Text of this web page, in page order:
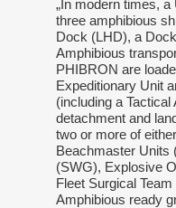
„In modern times,
three amphibious
Dock (LHD), a
Amphibious
PHIBRON are
Expeditionary Unit
(including a
detachment and
two or more of
Beachmaster Units
(SWG), Explosive
Fleet Surgical
Amphibious ready